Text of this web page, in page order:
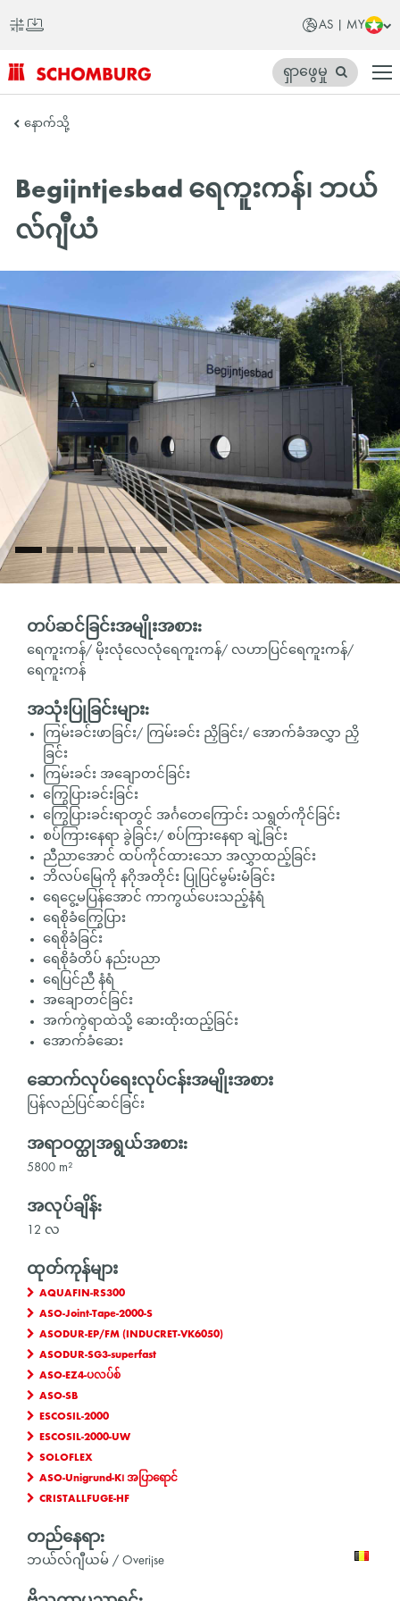
AS | MY
SCHOMBURG
ရှ
တိုက်
ရှာဖွေမှု
နောက်သို့
Begijntjesbad ရေကူးကန်၊ ဘယ်
လ်ဂျီယံ
တပ်ဆင်ခြင်းအမျိုးအစား:
ရေကူးကန်/ မိုးလုံလေလုံရေကူးကန်/ လဟာပြင်ရေကူးကန်/
ရေကူးကန်
အသုံးပြုခြင်းများ:
ကြမ်းခင်းဖာခြင်း/ ကြမ်းခင်း ညှိခြင်း/ အောက်ခံအလွှာ ညှိ
ခြင်း
ကြမ်းခင်း အချောတင်ခြင်း
ကြွေပြားခင်းခြင်း
ကြွေပြားခင်းရာတွင် အင်္ဂတေကြောင်း သရွတ်ကိုင်ခြင်း
စပ်ကြားနေရာ ခွဲခြင်း/ စပ်ကြားနေရာ ချဲ့ခြင်း
ညီညာအောင် ထပ်ကိုင်ထားသော အလွှာထည့်ခြင်း
ဘိလပ်မြေကို နဂိုအတိုင်း ပြုပြင်မွမ်းမံခြင်း
ရေငွေ့မပြန်အောင် ကာကွယ်ပေးသည့်နံရံ
ရေစိုခံကြွေပြား
ရေစိုခံခြင်း
ရေစိုခံတိပ် နည်းပညာ
ရေပြင်ညီ နံရံ
အချောတင်ခြင်း
အက်ကွဲရာထဲသို့ ဆေးထိုးထည့်ခြင်း
အောက်ခံဆေး
ဆောက်လုပ်ရေးလုပ်ငန်းအမျိုးအစား
ပြန်လည်ပြင်ဆင်ခြင်း
အရာဝတ္ထုအရွယ်အစား:
5800 m²
အလုပ်ချိန်:
12 လ
ထုတ်ကုန်များ
AQUAFIN-RS300
ASO-Joint-Tape-2000-S
ASODUR-EP/FM (INDUCRET-VK6050)
ASODUR-SG3-superfast
ASO-EZ4-ပလပ်စ်
ASO-SB
ESCOSIL-2000
ESCOSIL-2000-UW
SOLOFLEX
ASO-Unigrund-K၊ အပြာရောင်
CRISTALLFUGE-HF
တည်နေရာ:
ဘယ်လ်ဂျီယမ် / Overijse